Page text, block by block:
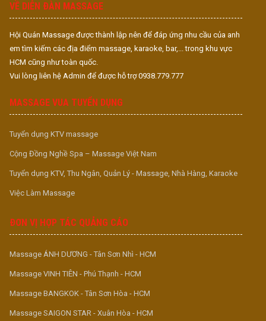
VỀ DIỄN ĐÀN MASSAGE
Hội Quán Massage được thành lập nên để đáp ứng nhu cầu của anh
em tìm kiếm các địa điểm massage, karaoke, bar,... trong khu vực
HCM cũng như toàn quốc.
Vui lòng liên hệ Admin để được hỗ trợ 0938.779.777
MASSAGE VUA TUYỂN DỤNG
Tuyển dụng KTV massage
Cộng Đồng Nghề Spa – Massage Việt Nam
Tuyển dụng KTV, Thu Ngân, Quản Lý - Massage, Nhà Hàng, Karaoke
Việc Làm Massage
ĐƠN VỊ HỢP TÁC QUẢNG CÁO
Massage ÁNH DƯƠNG - Tân Sơn Nhì - HCM
Massage VINH TIÊN - Phú Thạnh - HCM
Massage BANGKOK - Tân Sơn Hòa - HCM
Massage SAIGON STAR - Xuân Hòa - HCM